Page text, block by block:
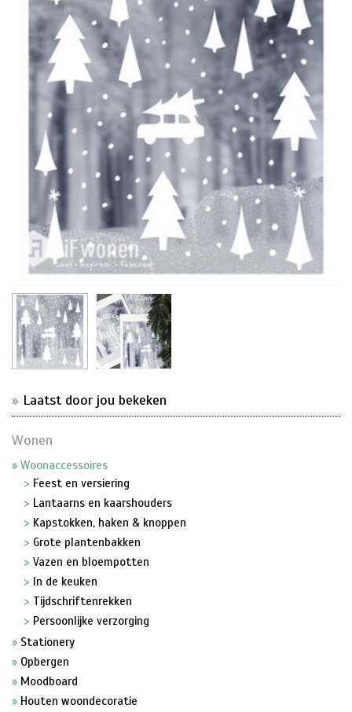
Laatst door jou bekeken
Wonen
Woonaccessoires
Feest en versiering
Lantaarns en kaarshouders
Kapstokken, haken & knoppen
Grote plantenbakken
Vazen en bloempotten
In de keuken
Tijdschriftenrekken
Persoonlijke verzorging
Stationery
Opbergen
Moodboard
Houten woondecoratie